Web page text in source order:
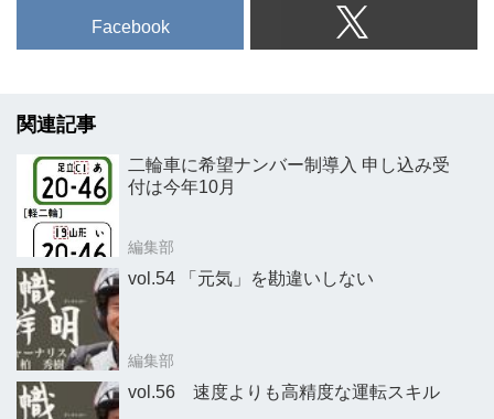
Facebook
関連記事
二輪車に希望ナンバー制導入 申し込み受
付は今年10月
編集部
vol.54 「元気」を勘違いしない
編集部
vol.56 速度よりも高精度な運転スキル